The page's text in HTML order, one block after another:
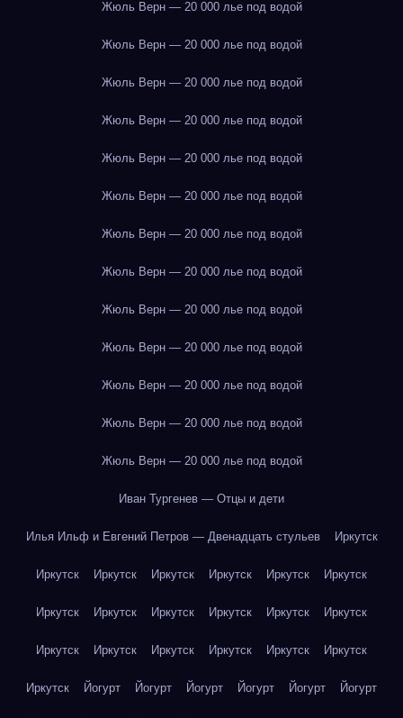
Жюль Верн — 20 000 лье под водой
Жюль Верн — 20 000 лье под водой
Жюль Верн — 20 000 лье под водой
Жюль Верн — 20 000 лье под водой
Жюль Верн — 20 000 лье под водой
Жюль Верн — 20 000 лье под водой
Жюль Верн — 20 000 лье под водой
Жюль Верн — 20 000 лье под водой
Жюль Верн — 20 000 лье под водой
Жюль Верн — 20 000 лье под водой
Жюль Верн — 20 000 лье под водой
Жюль Верн — 20 000 лье под водой
Жюль Верн — 20 000 лье под водой
Иван Тургенев — Отцы и дети
Илья Ильф и Евгений Петров — Двенадцать стульев Иркутск
Иркутск Иркутск Иркутск Иркутск Иркутск Иркутск
Иркутск Иркутск Иркутск Иркутск Иркутск Иркутск
Иркутск Иркутск Иркутск Иркутск Иркутск Иркутск
Иркутск Йогурт Йогурт Йогурт Йогурт Йогурт Йогурт